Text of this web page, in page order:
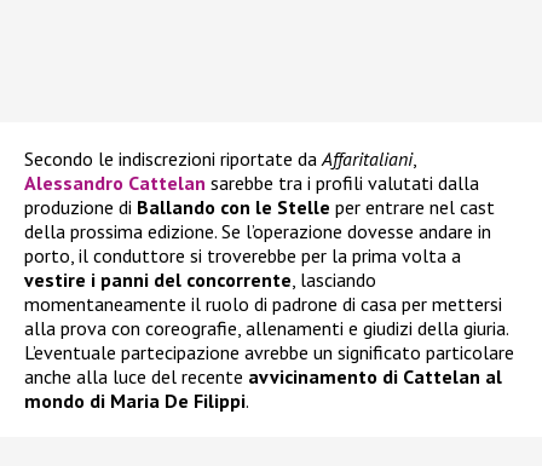
Secondo le indiscrezioni riportate daAffaritaliani,
Alessandro Cattelan sarebbe tra i profili valutati dalla
produzione di Ballando con le Stelle per entrare nel cast
della prossima edizione. Se l’operazione dovesse andare in
porto, il conduttore si troverebbe per la prima volta a
vestire i panni del concorrente, lasciando
momentaneamente il ruolo di padrone di casa per mettersi
alla prova con coreografie, allenamenti e giudizi della giuria.
L’eventuale partecipazione avrebbe un significato particolare
anche alla luce del recente avvicinamento di Cattelan al
mondo di Maria De Filippi.